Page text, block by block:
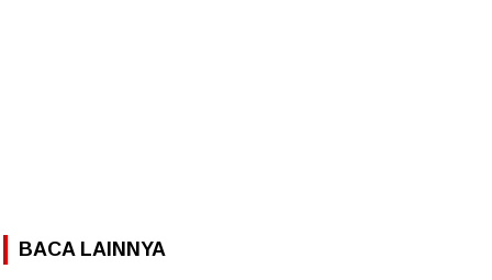
BACA LAINNYA